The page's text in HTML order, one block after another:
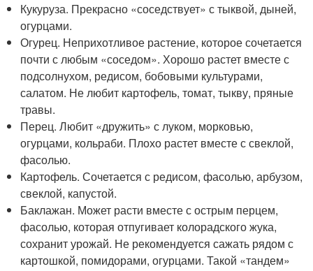
Кукуруза. Прекрасно «соседствует» с тыквой, дыней,
огурцами.
Огурец. Неприхотливое растение, которое сочетается
почти с любым «соседом». Хорошо растет вместе с
подсолнухом, редисом, бобовыми культурами,
салатом. Не любит картофель, томат, тыкву, пряные
травы.
Перец. Любит «дружить» с луком, морковью,
огурцами, кольраби. Плохо растет вместе с свеклой,
фасолью.
Картофель. Сочетается с редисом, фасолью, арбузом,
свеклой, капустой.
Баклажан. Может расти вместе с острым перцем,
фасолью, которая отпугивает колорадского жука,
сохранит урожай. Не рекомендуется сажать рядом с
картошкой, помидорами, огурцами. Такой «тандем»